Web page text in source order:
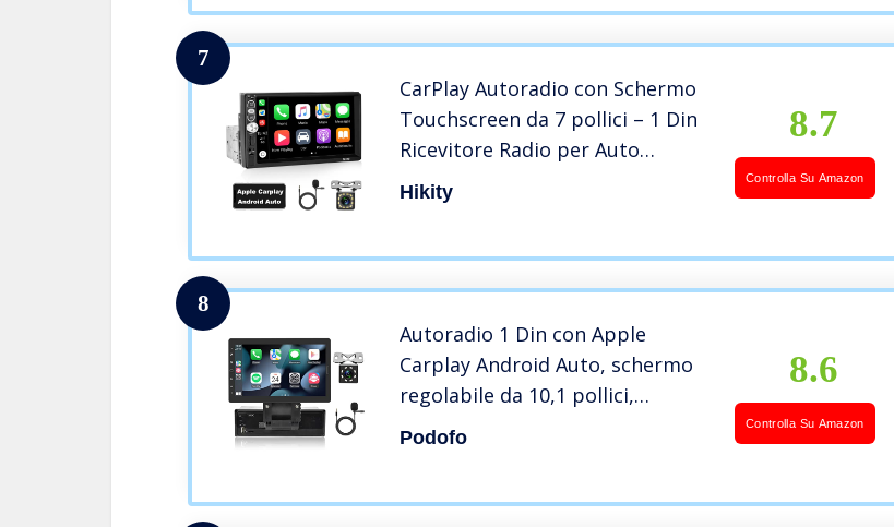
7
CarPlay Autoradio con Schermo
Touchscreen da 7 pollici – 1 Din
Ricevitore Radio per Auto
Supporto Android Auto EQ
Bottoni a Colori – Autoradio
Hikity
8.7
Controlla Su Amazon
8
Autoradio 1 Din con Apple
Carplay Android Auto, schermo
regolabile da 10,1 pollici,
Bluetooth, radio FM, Mirror Link
Podofo
8.6
Controlla Su Amazon